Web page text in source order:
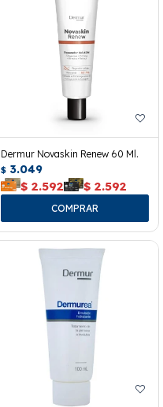
Dermur Novaskin Renew 60 Ml.
$ 3.049
$ 2.592 $ 2.592